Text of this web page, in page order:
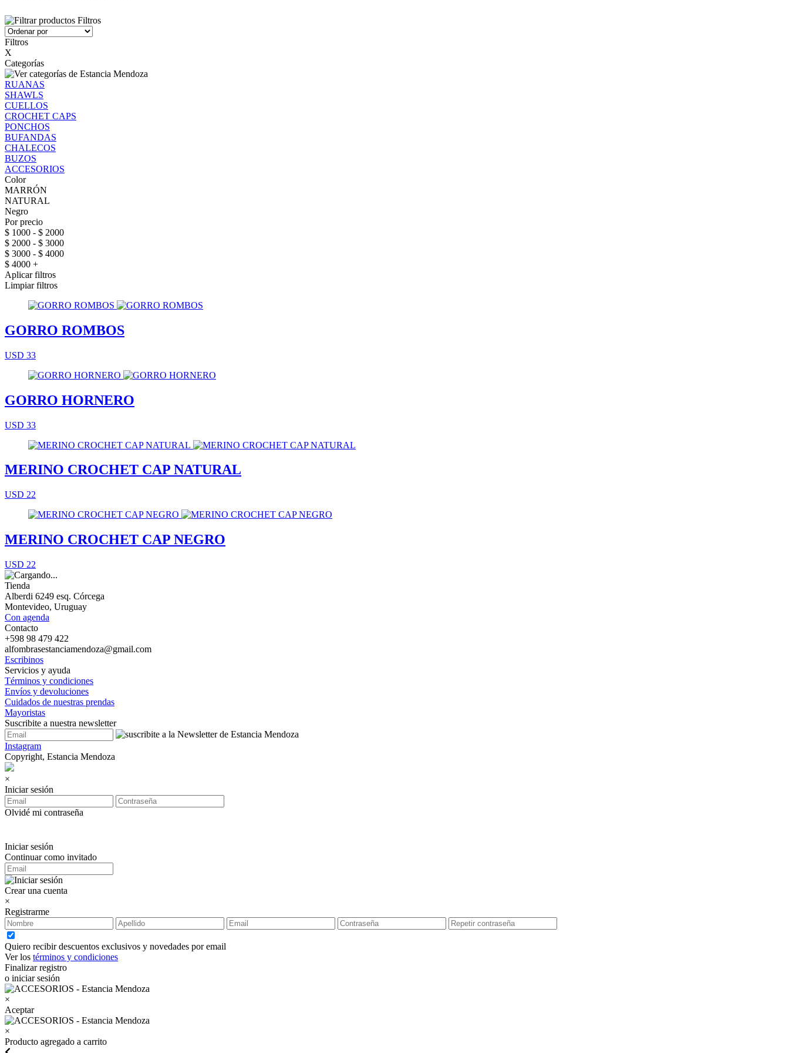
Filtros
Filtros
X
Categorías
RUANAS
SHAWLS
CUELLOS
CROCHET CAPS
PONCHOS
BUFANDAS
CHALECOS
BUZOS
ACCESORIOS
Color
MARRÓN
NATURAL
Negro
Por precio
$ 1000 - $ 2000
$ 2000 - $ 3000
$ 3000 - $ 4000
$ 4000 +
Aplicar filtros
Limpiar filtros
GORRO ROMBOS
USD 33
GORRO HORNERO
USD 33
MERINO CROCHET CAP NATURAL
USD 22
MERINO CROCHET CAP NEGRO
USD 22
Tienda
Alberdi 6249 esq. Córcega
Montevideo, Uruguay
Con agenda
Contacto
+598 98 479 422
alfombrasestanciamendoza@gmail.com
Escribinos
Servicios y ayuda
Términos y condiciones
Envíos y devoluciones
Cuidados de nuestras prendas
Mayoristas
Suscribite a nuestra newsletter
Instagram
Copyright, Estancia Mendoza
×
Iniciar sesión
Olvidé mi contraseña
Iniciar sesión
Continuar como invitado
Crear una cuenta
×
Registrarme
Quiero recibir descuentos exclusivos y novedades por email
Ver los términos y condiciones
Finalizar registro
o iniciar sesión
×
Aceptar
×
Producto agregado a carrito